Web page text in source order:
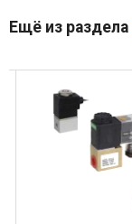
Ещё из раздела